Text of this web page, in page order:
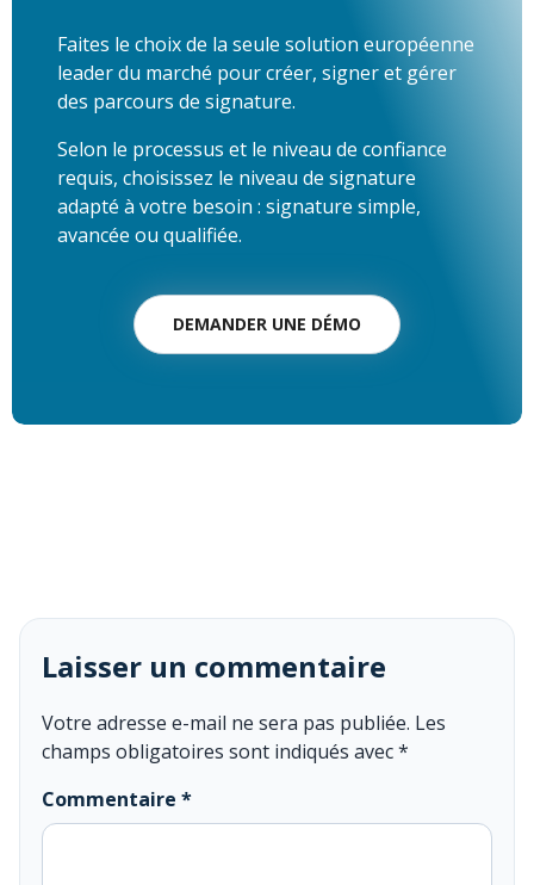
Faites le choix de la seule solution européenne
leader du marché pour créer, signer et gérer
des parcours de signature.
Selon le processus et le niveau de confiance
requis, choisissez le niveau de signature
adapté à votre besoin : signature simple,
avancée ou qualifiée.
DEMANDER UNE DÉMO
Laisser un commentaire
Votre adresse e-mail ne sera pas publiée. Les
champs obligatoires sont indiqués avec*
Commentaire *